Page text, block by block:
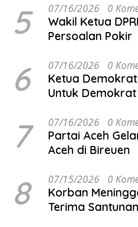
5 07/16/2026 0
Wakil Ketua
Persoalan Pokir
6 07/16/2026 0
Ketua
Untuk Demokrat
7 07/16/2026 0
Partai Aceh
Aceh di Bireuen
8 07/15/2026 0
Korban
Terima